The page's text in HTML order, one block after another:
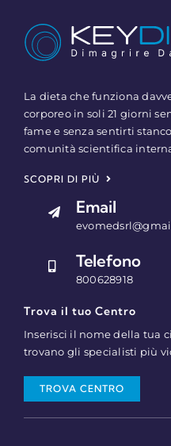
La dieta che funziona
corporeo in soli 21 giorni
fame e senza sentirti
comunità scientifica
SCOPRI DI PIÙ
Email
Telefono
800628918
Trova il tuo Centro
Inserisci il nome della tua
trovano gli specialisti più
TROVA CENTRO